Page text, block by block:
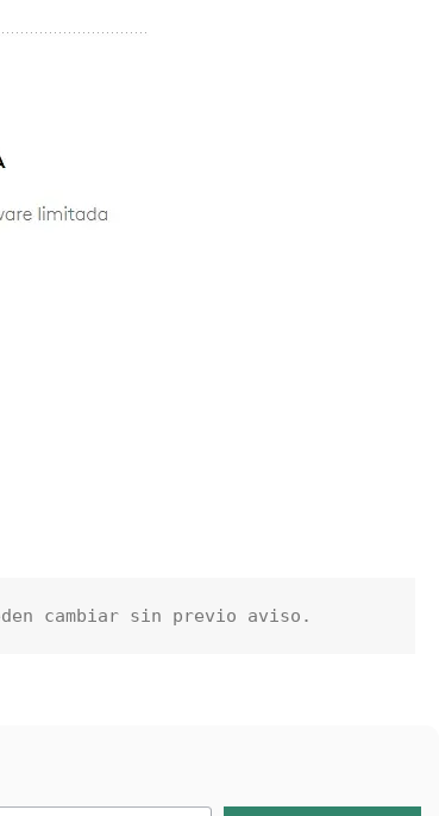
cambiar sin previo aviso.